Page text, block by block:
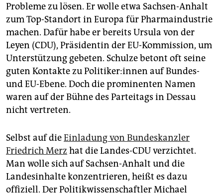
Probleme zu lösen. Er wolle etwa Sachsen-Anhalt
zum Top-Standort in Europa für Pharmaindustrie
machen. Dafür habe er bereits Ursula von der
Leyen (CDU), Präsidentin der EU-Kommission, um
Unterstützung gebeten. Schulze betont oft seine
guten Kontakte zu Po­li­ti­ke­r:in­nen auf Bundes-
und EU-Ebene. Doch die prominenten Namen
waren auf der Bühne des Parteitags in Dessau
nicht vertreten.
Selbst auf dieEinladung von Bundeskanzler
Friedrich Merz hat die Landes-CDU verzichtet.
Man wolle sich auf Sachsen-Anhalt und die
Landesinhalte konzentrieren, heißt es dazu
offiziell. Der Politikwissenschaftler Michael